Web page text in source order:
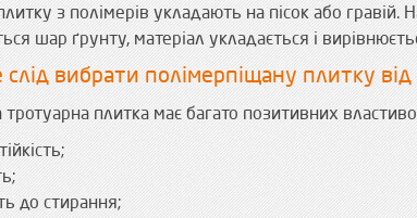
з полімерів укладають на пісок або гравій.
шар ґрунту, матеріал укладається і
вибрати полімерпіщану плитку від
плитка має багато позитивних
до стирання;